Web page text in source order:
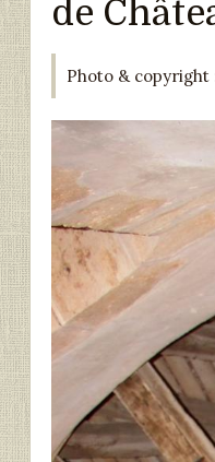
de
Photo & copyright